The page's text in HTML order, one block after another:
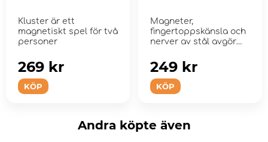
Kluster är ett
magnetiskt spel för två
personer
KÖP
269 kr
Magneter,
fingertoppskänsla och
nerver av stål avgör
KÖP
249 kr
Andra köpte även